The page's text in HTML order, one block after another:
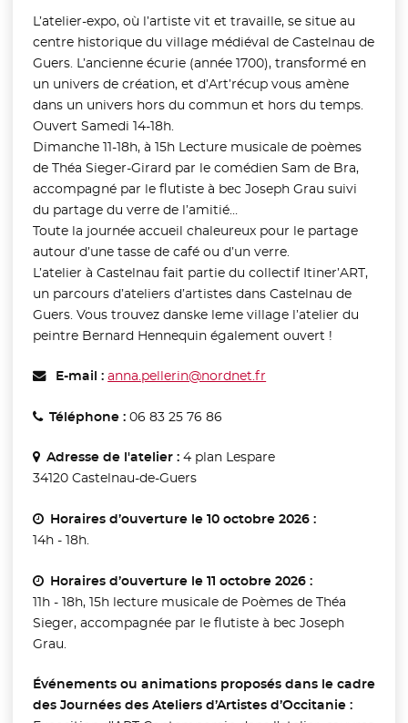
L’atelier-expo, où l’artiste vit et travaille, se situe au
centre historique du village médiéval de Castelnau de
Guers. L’ancienne écurie (année 1700), transformé en
un univers de création, et d’Art’récup vous amène
dans un univers hors du commun et hors du temps.
Ouvert Samedi 14-18h.
Dimanche 11-18h, à 15h Lecture musicale de poèmes
de Théa Sieger-Girard par le comédien Sam de Bra,
accompagné par le flutiste à bec Joseph Grau suivi
du partage du verre de l’amitié…
Toute la journée accueil chaleureux pour le partage
autour d’une tasse de café ou d’un verre.
L’atelier à Castelnau fait partie du collectif Itiner’ART,
un parcours d’ateliers d’artistes dans Castelnau de
Guers. Vous trouvez danske leme village l’atelier du
peintre Bernard Hennequin également ouvert !
E-mail :anna.pellerin@nordnet.fr
Téléphone :06 83 25 76 86
Adresse de l'atelier :4 plan Lespare
34120 Castelnau-de-Guers
Horaires d’ouverture le 10 octobre 2026 :
14h - 18h.
Horaires d’ouverture le 11 octobre 2026 :
11h - 18h, 15h lecture musicale de Poèmes de Théa
Sieger, accompagnée par le flutiste à bec Joseph
Grau.
Événements ou animations proposés dans le cadre
des Journées des Ateliers d’Artistes d’Occitanie :